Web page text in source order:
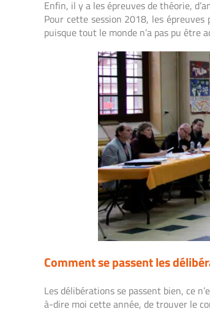
Enfin, il y a les épreuves de théorie,
Pour cette session 2018, les
puisque tout le monde n’a pas pu être
Comment se passent les
Les délibérations se passent bien, ce
à-dire moi cette année, de trouver le